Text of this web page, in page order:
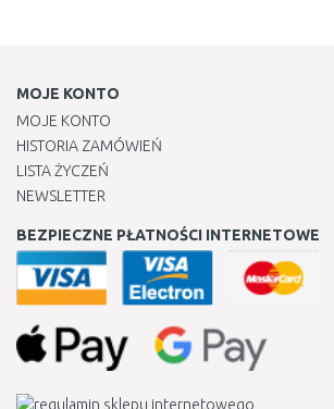
MOJE KONTO
MOJE KONTO
HISTORIA ZAMÓWIEŃ
LISTA ŻYCZEŃ
NEWSLETTER
BEZPIECZNE PŁATNOŚCI INTERNETOWE